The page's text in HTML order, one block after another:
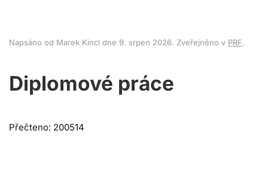
Napsáno od Marek Kincl dne 9. srpen 2026. Zveřejněno v PRF.
Diplomové práce
Přečteno: 200514